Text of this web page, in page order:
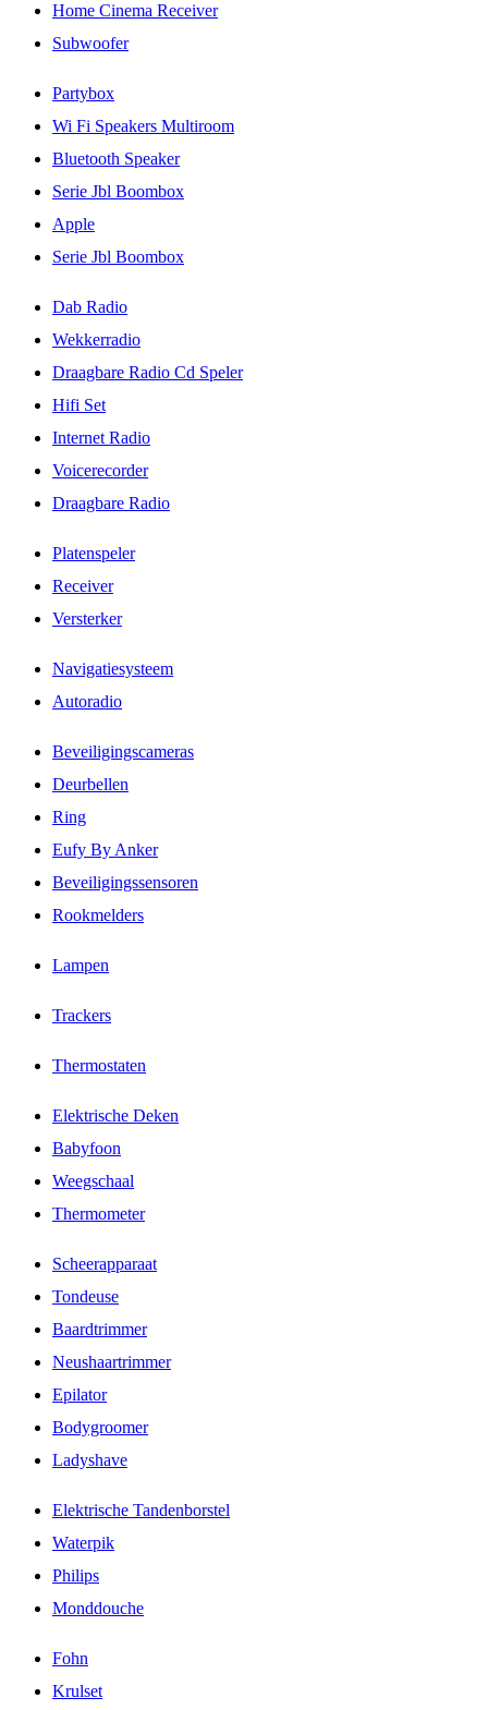
Home Cinema Receiver
Subwoofer
Partybox
Wi Fi Speakers Multiroom
Bluetooth Speaker
Serie Jbl Boombox
Apple
Serie Jbl Boombox
Dab Radio
Wekkerradio
Draagbare Radio Cd Speler
Hifi Set
Internet Radio
Voicerecorder
Draagbare Radio
Platenspeler
Receiver
Versterker
Navigatiesysteem
Autoradio
Beveiligingscameras
Deurbellen
Ring
Eufy By Anker
Beveiligingssensoren
Rookmelders
Lampen
Trackers
Thermostaten
Elektrische Deken
Babyfoon
Weegschaal
Thermometer
Scheerapparaat
Tondeuse
Baardtrimmer
Neushaartrimmer
Epilator
Bodygroomer
Ladyshave
Elektrische Tandenborstel
Waterpik
Philips
Monddouche
Fohn
Krulset